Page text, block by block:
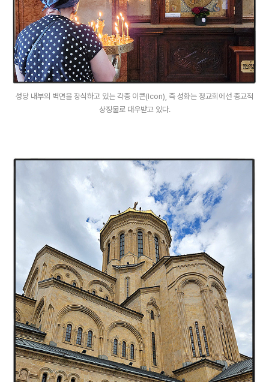
성당 내부의 벽면을 장식하고 있는 각종 이콘(Icon), 즉 성화는 정교회에선 종교적
상징물로 대우받고 있다.